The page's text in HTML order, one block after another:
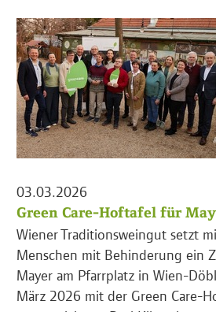
03.03.2026
Green Care-Hoftafel für
Wiener Traditionsweingut setzt
Menschen mit Behinderung ein
Mayer am Pfarrplatz in Wien-
März 2026 mit der Green Care-